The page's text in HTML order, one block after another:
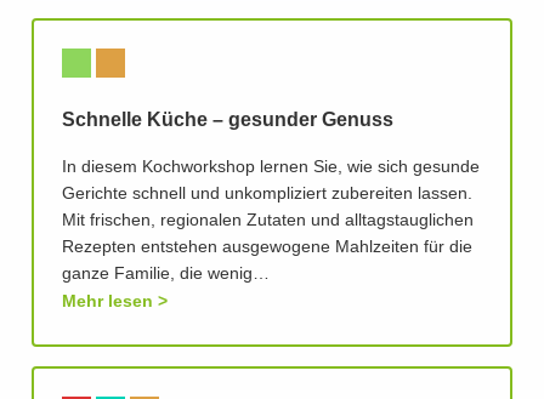
Schnelle Küche – gesunder Genuss
In diesem Kochworkshop lernen Sie, wie sich gesunde
Gerichte schnell und unkompliziert zubereiten lassen.
Mit frischen, regionalen Zutaten und alltagstauglichen
Rezepten entstehen ausgewogene Mahlzeiten für die
ganze Familie, die wenig…
Mehr lesen